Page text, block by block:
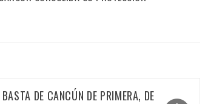
BASTA DE CANCÚN DE PRIMERA, DE